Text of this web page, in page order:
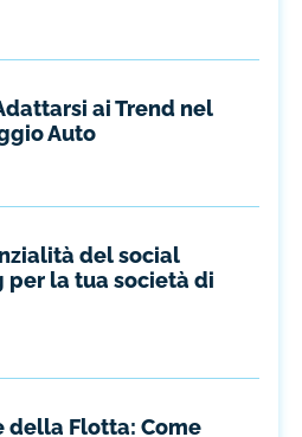
ai Trend nel
Auto
del social
la tua società di
della Flotta: Come